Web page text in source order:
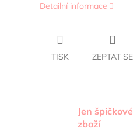
Detailní informace
TISK ZEPTAT SE
Jen špičkové
zboží